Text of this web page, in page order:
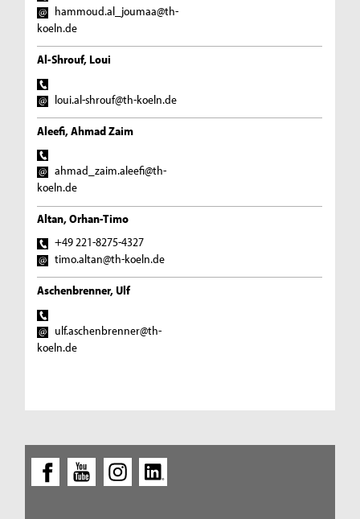
hammoud.al_joumaa@th-
koeln.de
Al-Shrouf, Loui
loui.al-shrouf@th-koeln.de
Aleefi, Ahmad Zaim
ahmad_zaim.aleefi@th-
koeln.de
Altan, Orhan-Timo
+49 221-8275-4327
timo.altan@th-koeln.de
Aschenbrenner, Ulf
ulf.aschenbrenner@th-
koeln.de